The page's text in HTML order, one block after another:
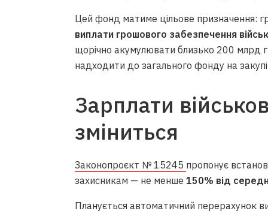
Цей фонд матиме цільове призначення:
виплати грошового забезпечення
щорічно акумулювати близько 200 млрд
надходити до загального фонду на
Зарплати
зміниться
Законопроєкт № 15245 пропонує
захисникам — не менше 150% від
Планується автоматичний перерахунок